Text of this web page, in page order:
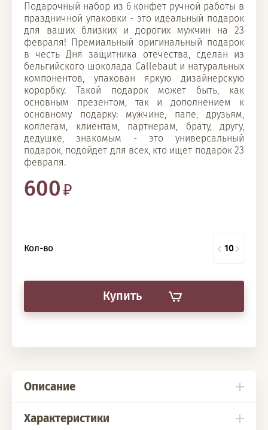
Подарочный набор из 6 конфет ручной работы в
праздничной упаковки - это идеальный подарок
для ваших близких и дорогих мужчин на 23
февраля! Премиальный оригинальный подарок
в честь Дня защитника отечества, сделан из
бельгийского шоколада Callebaut и натуральных
компонентов, упакован яркую дизайнерскую
корорбку. Такой подарок может быть, как
основным презентом, так и дополнением к
основному подарку: мужчине, папе, друзьям,
коллегам, клиентам, партнерам, брату, другу,
дедушке, знакомым - это универсальный
подарок, подойдет для всех, кто ищет подарок 23
февраля.
600
Кол-во
Купить
Описание
Характеристики